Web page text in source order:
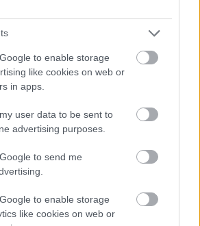
to enable storage
like cookies on web or
in apps.
user data to be sent to
advertising purposes.
to send me
to enable storage
like cookies on web or
SM-30 km
Kerttu
VIRTANEN
06.04.2025
viimeiset SM-kisat käydään
30 kilometrin matkan.
naisten pitkämatka on jo sama kuin